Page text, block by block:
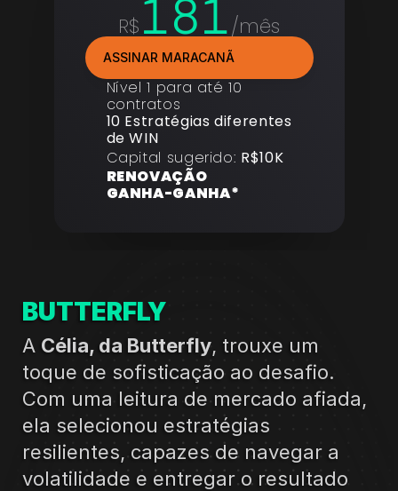
R$181/mês
ASSINAR MARACANÃ
Nível 1 para até 10
contratos
10 Estratégias diferentes
de WIN
Capital sugerido: R$10K
RENOVAÇÃO
GANHA-GANHA*
BUTTERFLY
A Célia, da Butterfly, trouxe um
toque de sofisticação ao desafio.
Com uma leitura de mercado afiada,
ela selecionou estratégias
resilientes, capazes de navegar a
volatilidade e entregar o resultado